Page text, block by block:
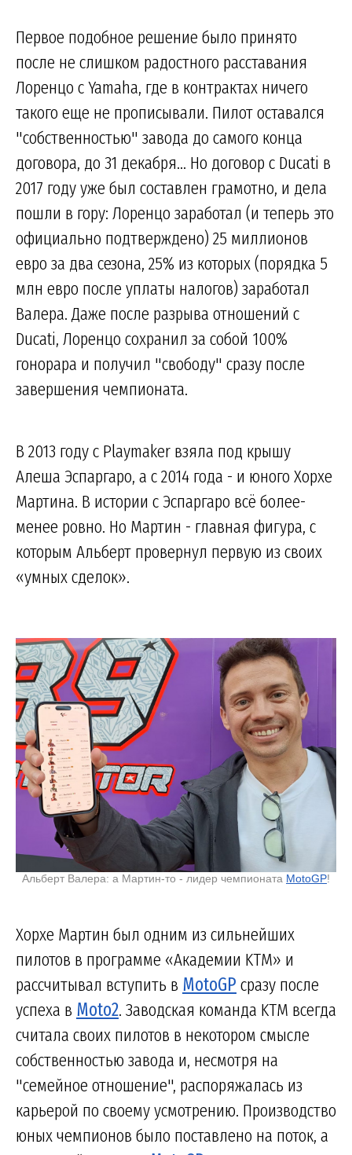
Первое подобное решение было принято
после не слишком радостного расставания
Лоренцо с Yamaha, где в контрактах ничего
такого еще не прописывали. Пилот оставался
"собственностью" завода до самого конца
договора, до 31 декабря... Но договор с Ducati в
2017 году уже был составлен грамотно, и дела
пошли в гору: Лоренцо заработал (и теперь это
официально подтверждено) 25 миллионов
евро за два сезона, 25% из которых (порядка 5
млн евро после уплаты налогов) заработал
Валера. Даже после разрыва отношений с
Ducati, Лоренцо сохранил за собой 100%
гонорара и получил "свободу" сразу после
завершения чемпионата.
В 2013 году с Playmaker взяла под крышу
Алеша Эспаргаро, а с 2014 года - и юного Хорхе
Мартина. В истории с Эспаргаро всё более-
менее ровно. Но Мартин - главная фигура, с
которым Альберт провернул первую из своих
«умных сделок».
Альберт Валера: а Мартин-то - лидер чемпионата MotoGP!
Хорхе Мартин был одним из сильнейших
пилотов в программе «Академии KTM» и
рассчитывал вступить в MotoGP сразу после
успеха в Moto2. Заводская команда KTM всегда
считала своих пилотов в некотором смысле
собственностью завода и, несмотря на
"семейное отношение", распоряжалась из
карьерой по своему усмотрению. Производство
юных чемпионов было поставлено на поток, а